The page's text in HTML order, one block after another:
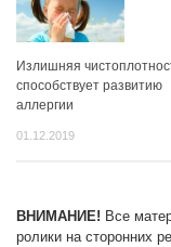
Излишняя
способствует развитию
аллергии
01.12.2019
ВНИМАНИЕ! Все
ролики на сторонних